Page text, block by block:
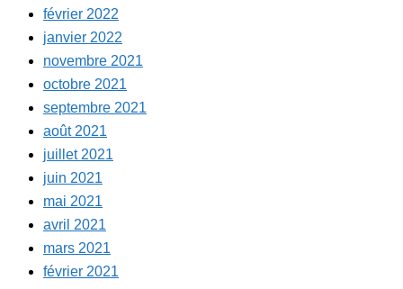
février 2022
janvier 2022
novembre 2021
octobre 2021
septembre 2021
août 2021
juillet 2021
juin 2021
mai 2021
avril 2021
mars 2021
février 2021